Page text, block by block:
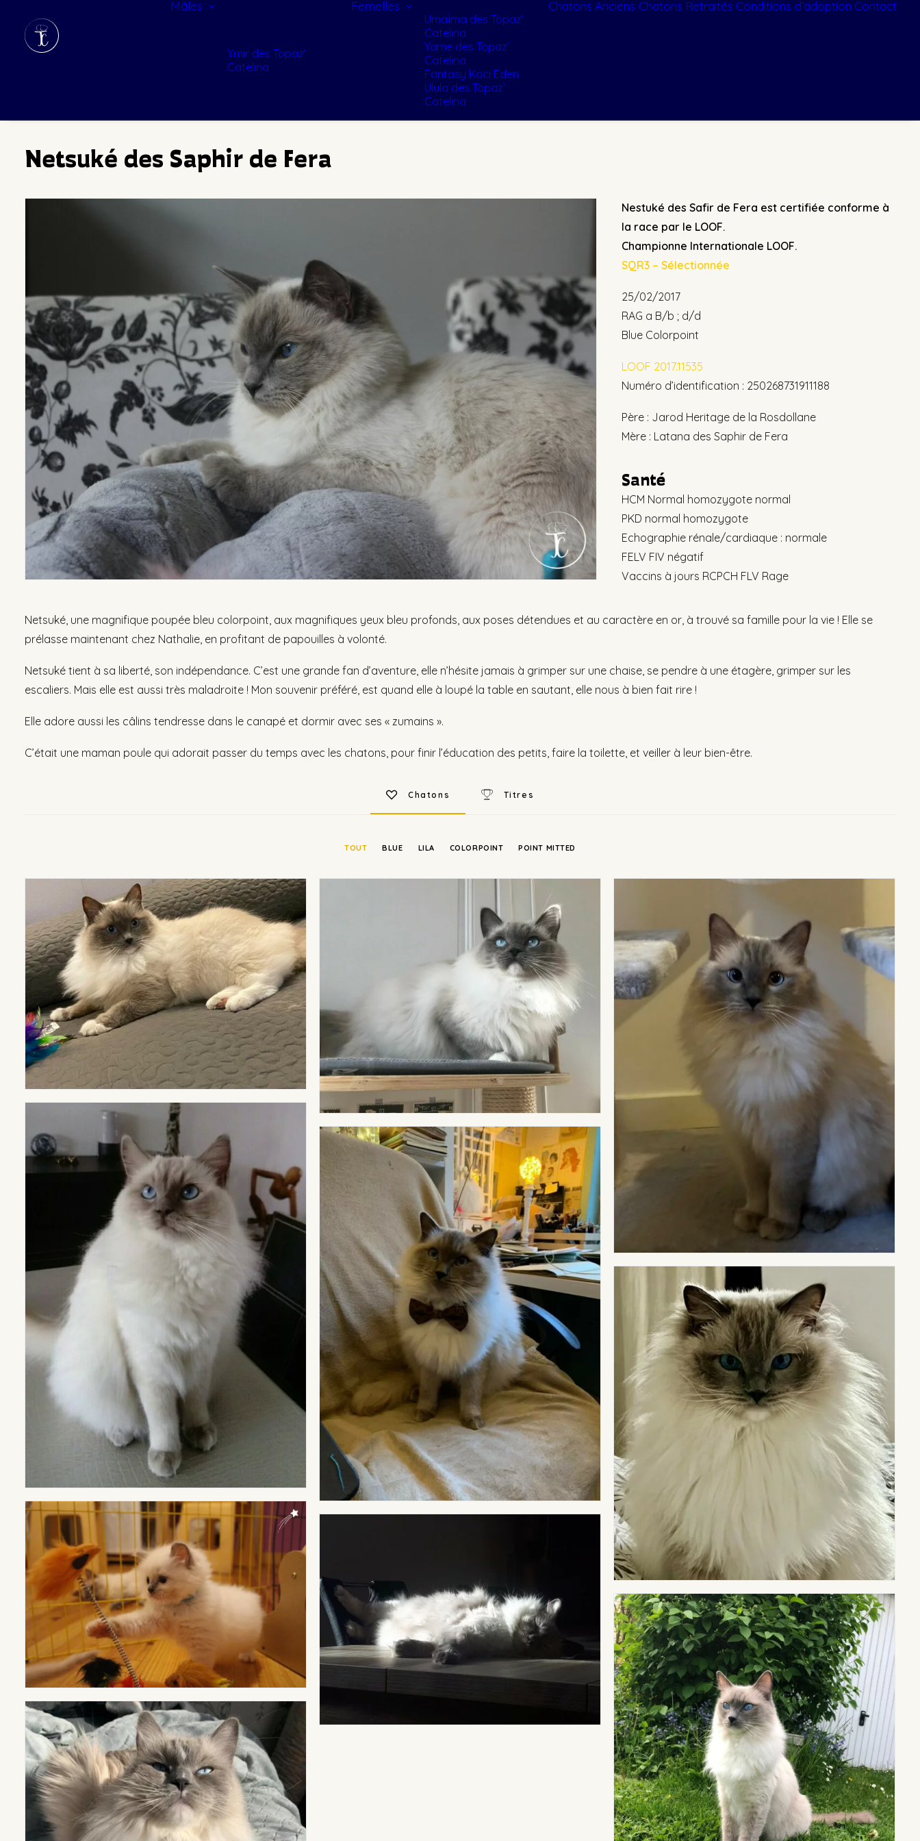
Mâles
Ymir des Topaz’
Catelina
Femelles
Umaïma des Topaz’
Catelina
Yame des Topaz’
Catelina
Fantasy Koci Eden
Ulula des Topaz’
Catelina
Chatons Anciens Chatons Retraités Conditions d’adoption Contact
Netsuké des Saphir de Fera
Nestuké des Safir de Fera est certifiée conforme à
la race par le LOOF.
Championne Internationale LOOF.
SQR3 – Sélectionnée
25/02/2017
RAG a B/b ; d/d
Blue Colorpoint
LOOF 2017.11535
Numéro d’identification : 250268731911188
Père : Jarod Heritage de la Rosdollane
Mère : Latana des Saphir de Fera
Santé
HCM Normal homozygote normal
PKD normal homozygote
Echographie rénale/cardiaque : normale
FELV FIV négatif
Vaccins à jours RCPCH FLV Rage
Netsuké, une magnifique poupée bleu colorpoint, aux magnifiques yeux bleu profonds, aux poses détendues et au caractère en or, à trouvé sa famille pour la vie ! Elle se
prélasse maintenant chez Nathalie, en profitant de papouilles à volonté.
Netsuké tient à sa liberté, son indépendance. C’est une grande fan d’aventure, elle n’hésite jamais à grimper sur une chaise, se pendre à une étagère, grimper sur les
escaliers. Mais elle est aussi très maladroite ! Mon souvenir préféré, est quand elle à loupé la table en sautant, elle nous à bien fait rire !
Elle adore aussi les câlins tendresse dans le canapé et dormir avec ses « zumains ».
C’était une maman poule qui adorait passer du temps avec les chatons, pour finir l’éducation des petits, faire la toilette, et veiller à leur bien-être.
Chatons Titres
TOUT BLUE LILA COLORPOINT POINT MITTED